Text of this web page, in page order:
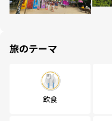
旅のテーマ
飲食